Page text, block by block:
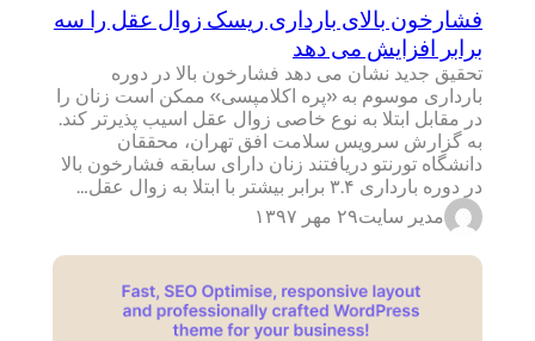
فشارخون بالای بارداری ریسک زوال عقل را سه
برابر افزایش می دهد
تحقیق جدید نشان می دهد فشارخون بالا در دوره
بارداری موسوم به «پره اکلامپسی» ممکن است زنان را
در مقابل ابتلا به نوع خاصی زوال عقل اسیب پذیرتر کند.
به گزارش سرویس سلامت افق تهران، محققان
دانشگاه تورنتو دریافتند زنان دارای سابقه فشارخون بالا
در دوره بارداری ۳.۴ برابر بیشتر با ابتلا به زوال عقل…
مدیر سایت۲۹ مهر ۱۳۹۷